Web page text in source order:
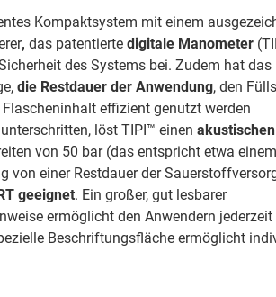
Kompaktsystem mit einem
, das patentierte digitale Manometer
des Systems bei. Zudem hat das
die Restdauer der Anwendung, den
effizient genutzt werden
löst TIPI™ einen
von 50 bar (das entspricht etwa
von einer Restdauer der
geeignet. Ein großer, gut lesbarer
ermöglicht den Anwendern
Beschriftungsfläche ermöglicht